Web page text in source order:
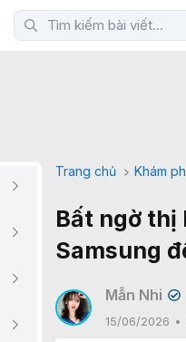
Trang chủ Khám
Bất ngờ thị
Samsung
Mẫn Nhi ✔
15/06/2026